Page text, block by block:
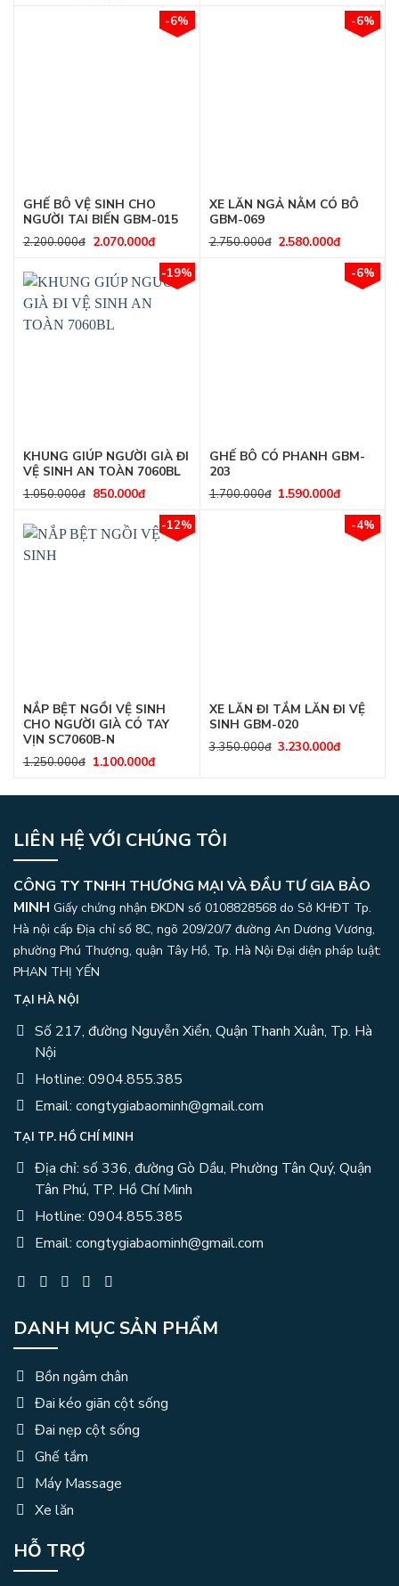
-6%
GHẾ BÔ VỆ SINH CHO
NGƯỜI TAI BIẾN GBM-015
2.200.000đ 2.070.000đ
-6%
XE LĂN NGẢ NẰM CÓ BÔ
GBM-069
2.750.000đ 2.580.000đ
-19%
KHUNG GIÚP NGƯỜI GIÀ ĐI
VỆ SINH AN TOÀN 7060BL
1.050.000đ 850.000đ
-6%
GHẾ BÔ CÓ PHANH GBM-
203
1.700.000đ 1.590.000đ
-12%
NẮP BỆT NGỒI VỆ SINH
CHO NGƯỜI GIÀ CÓ TAY
VỊN SC7060B-N
1.250.000đ 1.100.000đ
-4%
XE LĂN ĐI TẮM LĂN ĐI VỆ
SINH GBM-020
3.350.000đ 3.230.000đ
LIÊN HỆ VỚI CHÚNG TÔI
CÔNG TY TNHH THƯƠNG MẠI VÀ ĐẦU TƯ GIA BẢO
MINH Giấy chứng nhận ĐKDN số 0108828568 do Sở KHĐT Tp.
Hà nội cấp Địa chỉ số 8C, ngõ 209/20/7 đường An Dương Vương,
phường Phú Thượng, quận Tây Hồ, Tp. Hà Nội Đại diện pháp luật:
PHAN THỊ YẾN
TẠI HÀ NỘI
Số 217, đường Nguyễn Xiển, Quận Thanh Xuân, Tp. Hà
Nội
Hotline: 0904.855.385
Email: congtygiabaominh@gmail.com
TẠI TP. HỒ CHÍ MINH
Địa chỉ: số 336, đường Gò Dầu, Phường Tân Quý, Quận
Tân Phú, TP. Hồ Chí Minh
Hotline: 0904.855.385
Email: congtygiabaominh@gmail.com
DANH MỤC SẢN PHẨM
Bồn ngâm chân
Đai kéo giãn cột sống
Đai nẹp cột sống
Ghế tắm
Máy Massage
Xe lăn
HỖ TRỢ